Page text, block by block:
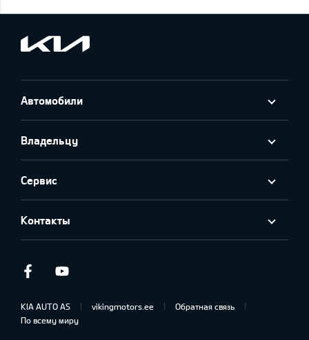
Автомобили
Владельцу
Сервис
Контакты
Facebook
KIA AUTO AS vikingmotors.ee
Обратная связь
По всему миру